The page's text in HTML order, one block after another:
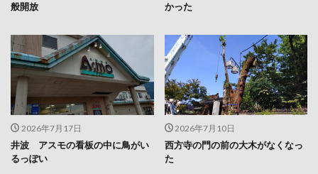
般開放
かった
2026年7月17日
井波 アスモの看板の中に鳥がい
るっぽい
2026年7月10日
西方寺の門の前の大木がなくなっ
た